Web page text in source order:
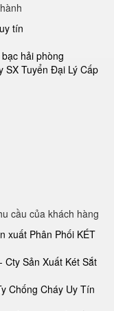
tín
hải phòng
SX Tuyển Đại Lý Cấp
cầu của khách hàng
xuất Phân Phối KÉT
Cty Sản Xuất Két Sắt
Chống Cháy Uy Tín